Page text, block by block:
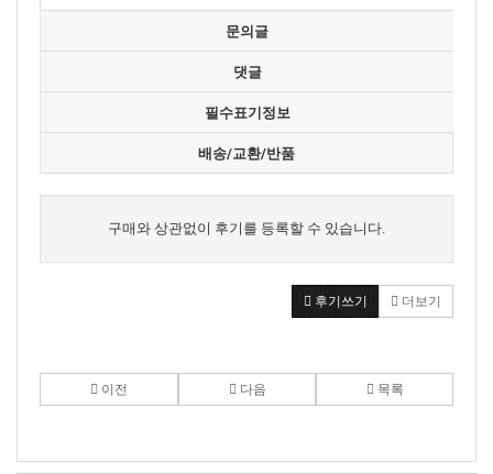
문의글
댓글
필수표기정보
배송/교환/반품
구매와 상관없이 후기를 등록할 수 있습니다.
후기쓰기 더보기
이전 다음 목록